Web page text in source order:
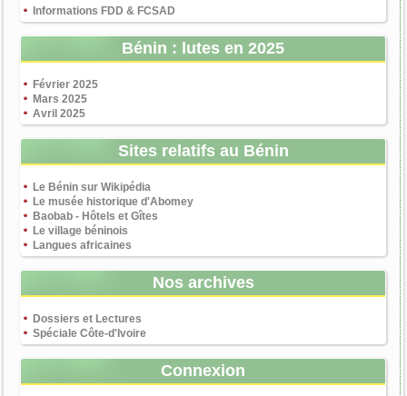
Informations FDD & FCSAD
Bénin : lutes en 2025
Février 2025
Mars 2025
Avril 2025
Sites relatifs au Bénin
Le Bénin sur Wikipédia
Le musée historique d'Abomey
Baobab - Hôtels et Gîtes
Le village béninois
Langues africaines
Nos archives
Dossiers et Lectures
Spéciale Côte-d'Ivoire
Connexion